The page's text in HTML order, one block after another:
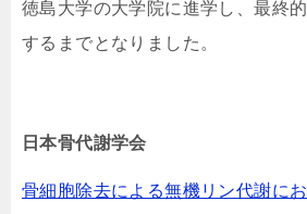
徳島大学の大学院に進学し、最終
するまでとなりました。
日本骨代謝学会
骨細胞除去による無機リン代謝に